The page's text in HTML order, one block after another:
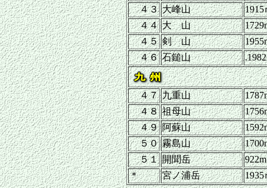
４３ 大峰山
1915
４４ 大 山
４５ 剣 山
４６ 石鎚山
４７ 九重山
４８ 祖母山
４９ 阿蘇山
５０ 霧島山
５１ 開聞岳
922m
＊
宮ノ浦岳 1935